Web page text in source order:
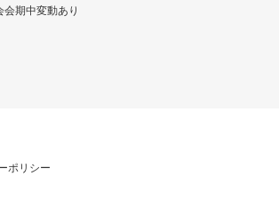
会期中変動あり
ポリシー